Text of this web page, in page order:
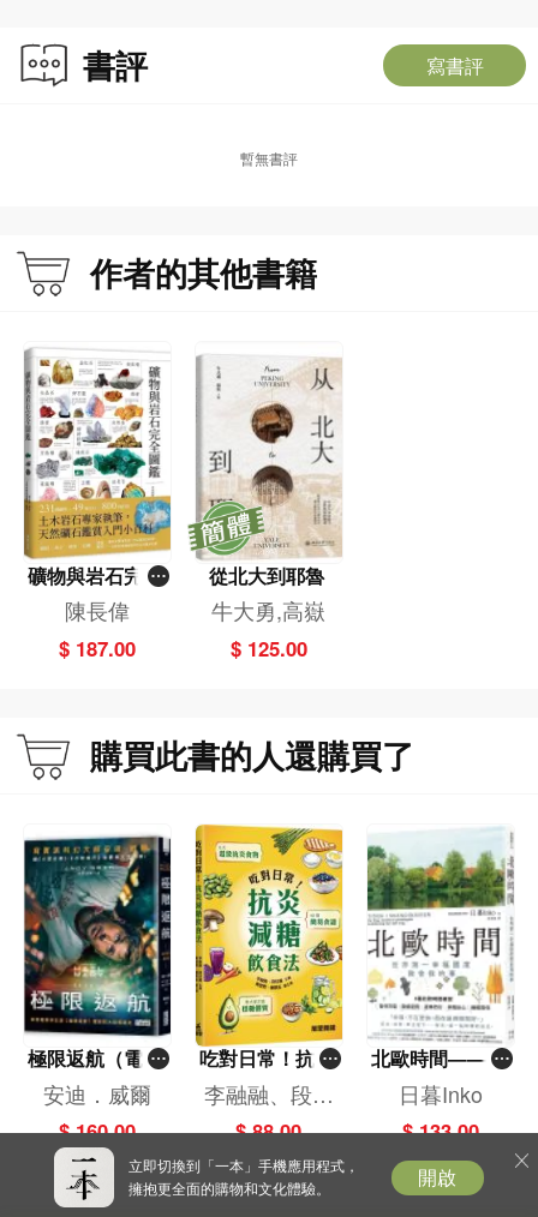
書評 寫書評
暫無書評
作者的其他書籍
礦物與岩石完全
圖鑑
陳長偉
$ 187.00
從北大到耶魯
牛大勇,高嶽
$ 125.00
購買此書的人還購買了
極限返航（電影
書衣典藏版）
（獨家收錄作者
訪談）
安迪．威爾
$ 160.00
吃對日常！抗炎
減糖飲食法
李融融、段佳
麗,黃梨煜、顧
$ 88.00
北歐時間——世
界第一幸福國度
教會我的事
日暮Inko
$ 133.00
立即切換到「一本」手機應用程式，
擁抱更全面的購物和文化體驗。
開啟